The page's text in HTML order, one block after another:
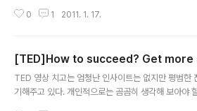
OS에 대한 자료이다. 모수가 너무 적어 특별한 의미를
0 1 2011. 1. 17.
[TED]How to succeed? Get more
TED 영상 치고는 엄청난 인사이트는 없지만 평범한
기해주고 있다. 개인적으로는 곰곰히 생각해 보아야